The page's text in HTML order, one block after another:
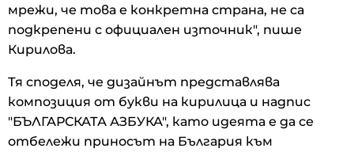
мрежи, че това е конкретна страна, не са
подкрепени с официален източник", пише
Кирилова.
Тя споделя, че дизайнът представлява
композиция от букви на кирилица и надпис
"БЪЛГАРСКАТА АЗБУКА", като идеята е да се
отбележи приносът на България към